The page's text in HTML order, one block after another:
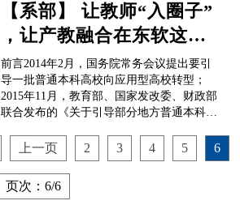
便是学院的实验实训中心。这一次，记者们
找到了实验实训中心的“顶梁柱”——主任罗
频捷老师，...
【系部】 让教师“入圈子”
，让产教融合在东软这片
沃土上开花结果 ——学院
数字艺术...
前言2014年2月，国务院常务会议提出要引
导一批普通本科高校向应用型高校转型；
2015年11月，教育部、国家发改委、财政部
联合发布的《关于引导部分地方普通本科高
[2015]7号）；2016年3月，四川省教育厅 四
川省发展和改革委员会 四川省财政厅 四川
省经济和信息化委员会 四川省人力资源和
社会保障厅联合发布《关于引导部分地方普
上一页 2 3 4 5 6
页次：6/6